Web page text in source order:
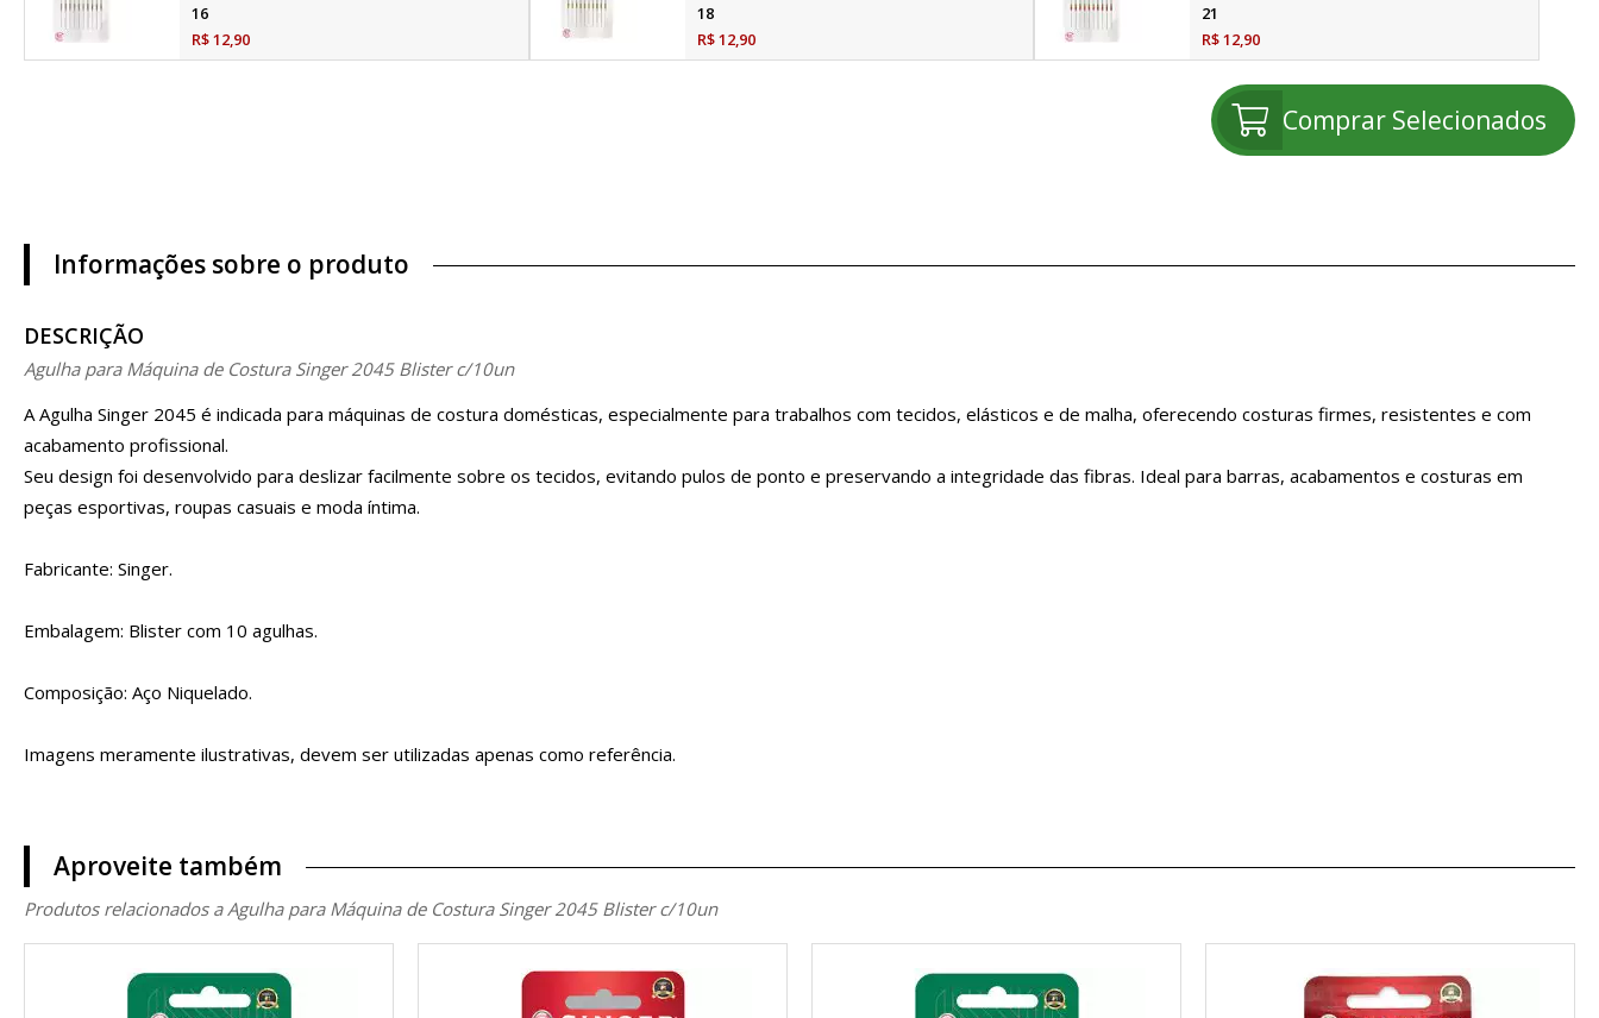
16
R$ 12,90
18
R$ 12,90
21
R$ 12,90
Comprar Selecionados
Informações sobre o produto
DESCRIÇÃO
Agulha para Máquina de Costura Singer 2045 Blister c/10un
A Agulha Singer 2045 é indicada para máquinas de costura domésticas, especialmente para trabalhos com tecidos, elásticos e de malha, oferecendo costuras firmes, resistentes e com
acabamento profissional.
Seu design foi desenvolvido para deslizar facilmente sobre os tecidos, evitando pulos de ponto e preservando a integridade das fibras. Ideal para barras, acabamentos e costuras em
peças esportivas, roupas casuais e moda íntima.
Fabricante: Singer.
Embalagem: Blister com 10 agulhas.
Composição: Aço Niquelado.
Imagens meramente ilustrativas, devem ser utilizadas apenas como referência.
Aproveite também
Produtos relacionados a Agulha para Máquina de Costura Singer 2045 Blister c/10un